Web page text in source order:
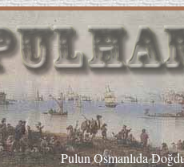
Pulun Osmanlıda